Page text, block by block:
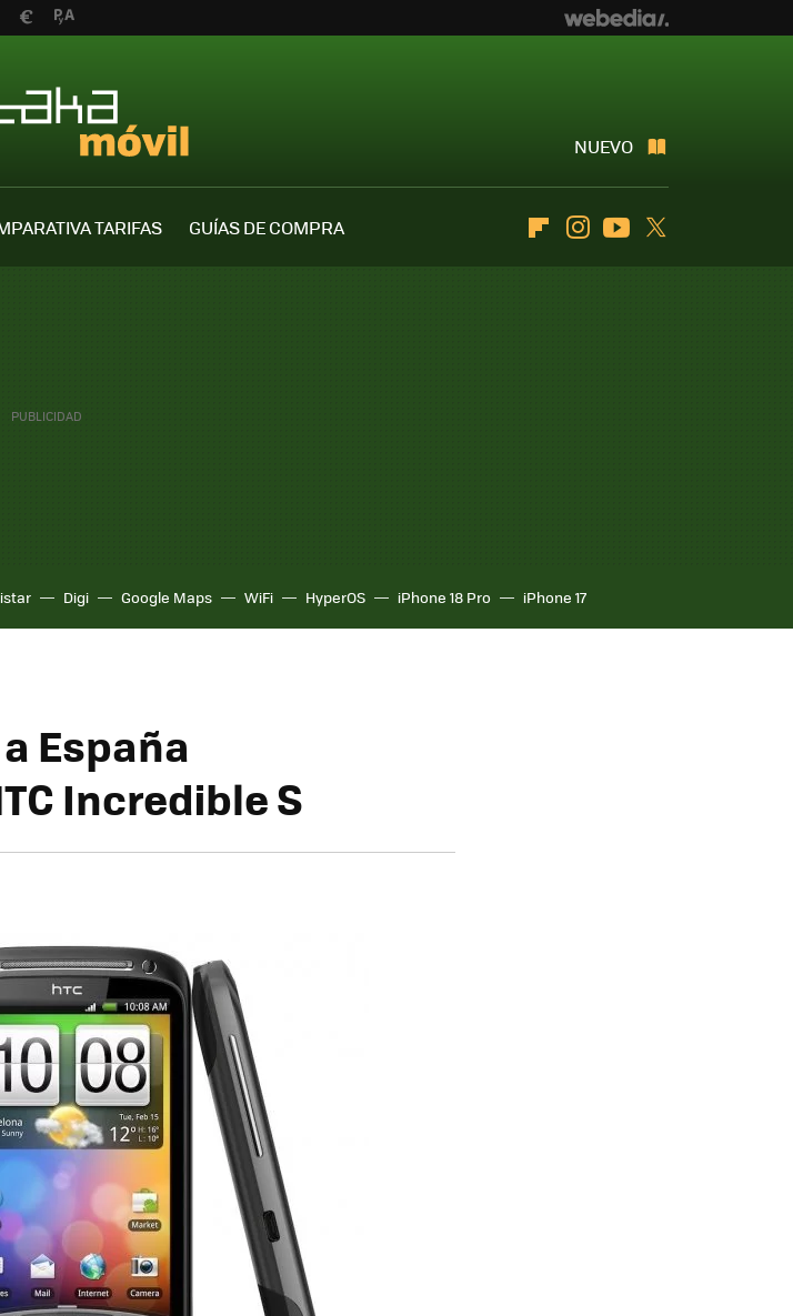
NUEVO
TARIFAS
GUÍAS DE COMPRA
FlipboardInstagramYoutube
Digi Google Maps WiFi HyperOS iPhone 18 Pro iPhone 17
España
Incredible S